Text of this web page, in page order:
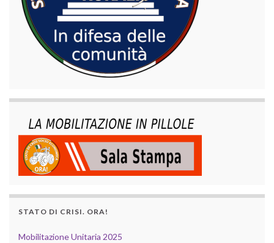
STATO DI CRISI. ORA!
Mobilitazione Unitaria 2025